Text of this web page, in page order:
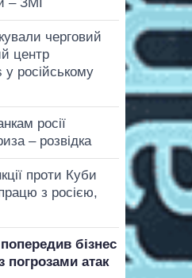
черговий
центр
російському
росії
– розвідка
проти Куби
з росією,
бізнес
погрозами атак